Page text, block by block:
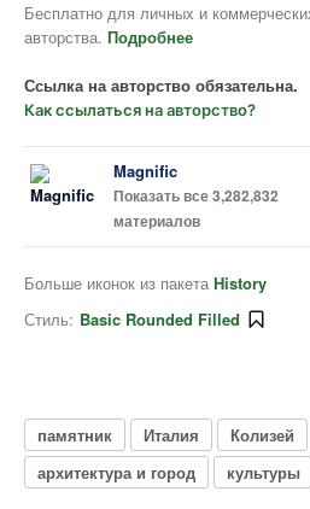
Бесплатно для личных и
авторства. Подробнее
Ссылка на авторство обязательна.
Как ссылаться на авторство?
Magnific
Показать все 3,282,832
материалов
Больше иконок из пакета History
Стиль: Basic Rounded Filled
памятник Италия Колизей
архитектура и город
культуры